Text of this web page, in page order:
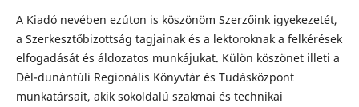
A Kiadó nevében ezúton is köszönöm Szerzőink igyekezetét,
a Szerkesztőbizottság tagjainak és a lektoroknak a felkérések
elfogadását és áldozatos munkájukat. Külön köszönet illeti a
Dél-dunántúli Regionális Könyvtár és Tudásközpont
munkatársait, akik sokoldalú szakmai és technikai